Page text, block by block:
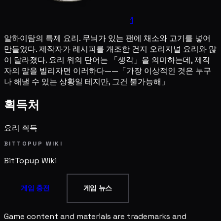
1
알하이탐의 특제 요리. 무늬가 있는 팬에 채소와 고기를 넣어
만들었다. 제작자가 레시피를 개조한 건지 오리지널 요리와 많
이 달라졌다. 요리 위의 단어는 「생각」을 의미하는데, 제작
자의 말을 빌리자면 이러하다——「가장 이상적인 것은 누구
나 해낼 수 있는 상황일 테지만, 그건 불가능해」
획득처
요리 획득
BITTOPUP WIKI
BitTopup Wiki
게임 충전 게임 뉴스
Game content and materials are trademarks and